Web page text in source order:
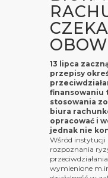
13 lipca
przepisy
finansowaniu
stosowania
biura
opracować i
jednak nie
Wśród instytucji
rozpoznania
wymienione